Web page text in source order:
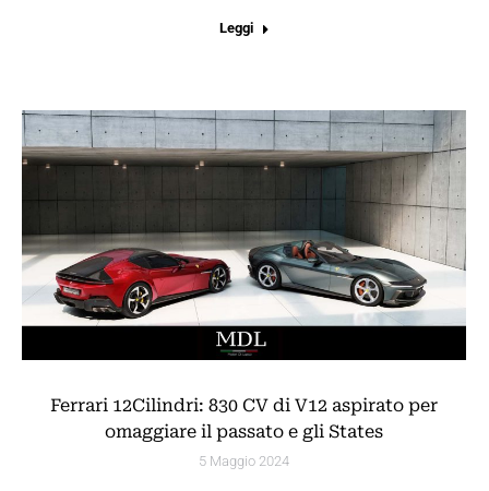
Leggi
Ferrari 12Cilindri: 830 CV di V12 aspirato per
omaggiare il passato e gli States
5 Maggio 2024